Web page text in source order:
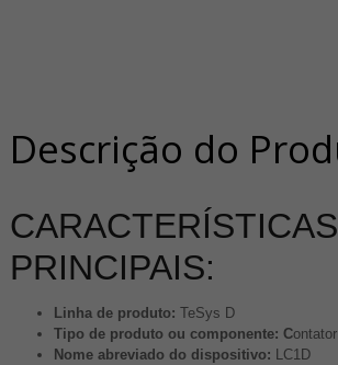
Descrição do
CARACTERÍSTICAS
PRINCIPAIS:
Linha de produto: TeSys D
Tipo de produto ou componente: Contator
Nome abreviado do dispositivo: LC1D